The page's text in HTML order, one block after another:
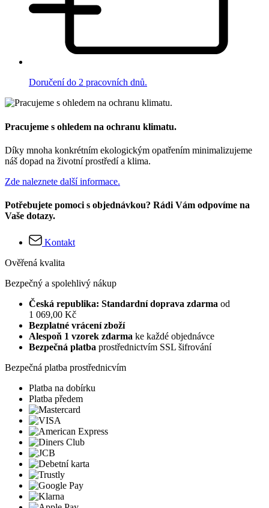
Doručení do 2 pracovních dnů.
Pracujeme s ohledem na ochranu klimatu.
Díky mnoha konkrétním ekologickým opatřením minimalizujeme
náš dopad na životní prostředí a klima.
Zde naleznete další informace.
Potřebujete pomoci s objednávkou? Rádi Vám odpovíme na
Vaše dotazy.
Kontakt
Ověřená kvalita
Bezpečný a spolehlivý nákup
Česká republika: Standardní doprava zdarma od
1 069,00 Kč
Bezplatné vrácení zboží
Alespoň 1 vzorek zdarma ke každé objednávce
Bezpečná platba prostřednictvím SSL šifrování
Bezpečná platba prostřednicvím
Platba na dobírku
Platba předem